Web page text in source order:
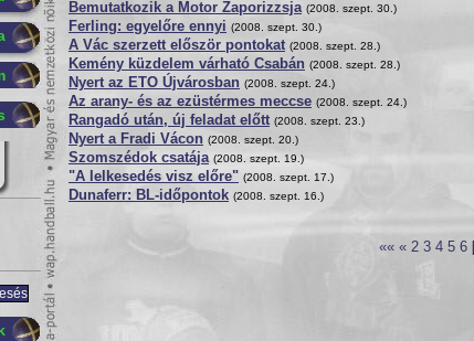
Bemutatkozik a Motor Zaporizzsja (2008. szept. 30.)
Ferling: egyelőre ennyi (2008. szept. 30.)
A Vác szerzett először pontokat (2008. szept. 28.)
Kemény küzdelem várható Csabán (2008. szept. 28.)
Nyert az ETO Újvárosban (2008. szept. 24.)
Az arany- és az ezüstérmes meccse (2008. szept. 24.)
Rangadó után, új feladat előtt (2008. szept. 23.)
Nyert a Fradi Vácon (2008. szept. 20.)
Szomszédok csatája (2008. szept. 19.)
"A lelkesedés visz előre" (2008. szept. 17.)
Dunaferr: BL-időpontok (2008. szept. 16.)
«« « 2 3 4 5 6